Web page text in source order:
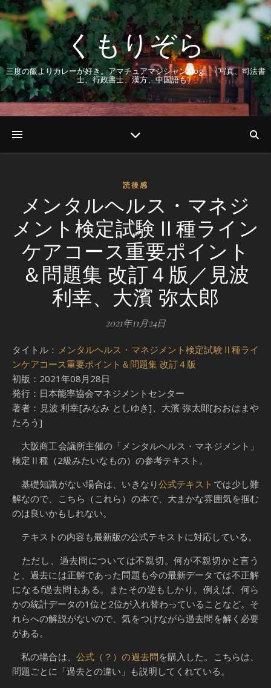
くもりぞら
三度の飯よりカレーが好き。アマチュアマジシャンBlog。（写真、司法書
士、行政書士、漢方、中国語も）
読後感
メンタルヘルス・マネジ
メント検定試験Ⅱ種ライン
ケアコース重要ポイント
＆問題集 改訂４版／見波
利幸、大濱 弥太郎
2021年11月24日
タイトル： メンタルヘルス・マネジメント検定試験Ⅱ種ライ
ンケアコース重要ポイント＆問題集 改訂４版
初版：2021年08月28日
発行：日本能率協会マネジメントセンター
著者：見波 利幸[みなみ としゆき]、大濱 弥太郎[おおはまや
たろう]
大阪商工会議所主催の「メンタルヘルス・マネジメント」
検定Ⅱ種（2級みたいなもの）の参考テキスト。
基礎知識がない場合は、いきなり公式テキスト では少し難
解なので、こちら（これら）の本で、大まかな雰囲気を掴む
のは良いかもしれない。
テキストの内容も最新版の公式テキストに対応している。
ただし、過去問については不親切。何が不親切かと言う
と、過去には正解であった問題も今の最新データでは不正解
になるf過去問もある。またその逆もしかり。例えば、何ら
かの統計データの1位と2位が入れ替わっていることなど。そ
れらへの解説がないので、気をつけながら過去問を解く必要
がある。
私の場合は、 公式（？）の過去問を購入した。こちらは、
問題ごとに「過去との違い」も説明してくれている。